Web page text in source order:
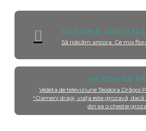
CU DICHIS , LIFESTYLE
Să ridicăm ancora. Ce mix
AU CEVA DE
Vedeta de televiziune Teodora Drăgoi
“Oameni dragi, viaţa este grozavă, dacă
din ea o chestie